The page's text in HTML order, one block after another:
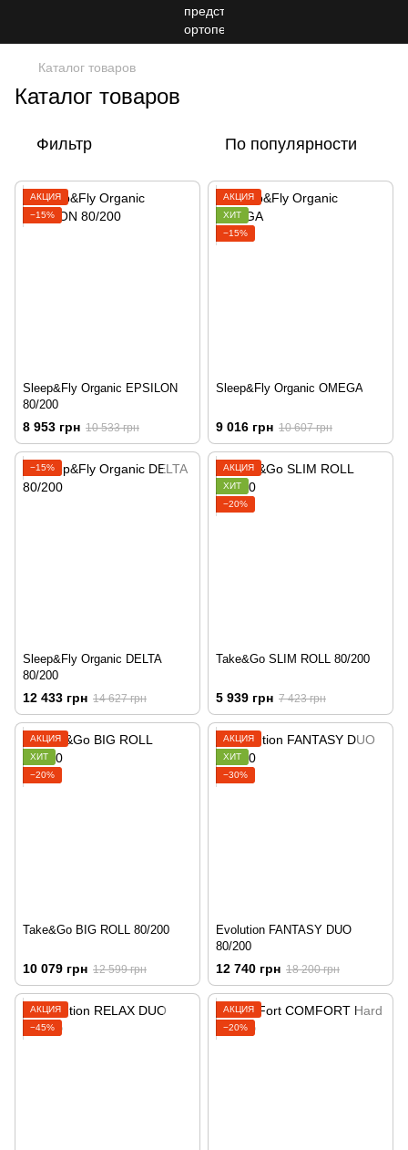
Каталог товаров
Каталог товаров
Фильтр По популярности
АКЦИЯ
−15%
Sleep&Fly Organic EPSILON
80/200
8 953 грн 10 533 грн
АКЦИЯ
ХИТ
−15%
Sleep&Fly Organic OMEGA
9 016 грн 10 607 грн
−15%
Sleep&Fly Organic DELTA
80/200
12 433 грн 14 627 грн
АКЦИЯ
ХИТ
−20%
Take&Go SLIM ROLL 80/200
5 939 грн 7 423 грн
АКЦИЯ
ХИТ
−20%
Take&Go BIG ROLL 80/200
10 079 грн 12 599 грн
АКЦИЯ
ХИТ
−30%
Evolution FANTASY DUO
80/200
12 740 грн 18 200 грн
АКЦИЯ
−45%
АКЦИЯ
−20%